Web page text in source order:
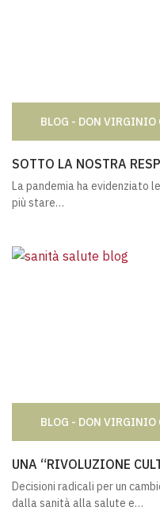
BLOG - DON VIRGINIO
SOTTO LA NOSTRA
La pandemia ha evidenziato
più stare…
BLOG - DON VIRGINIO
UNA “RIVOLUZIONE
Decisioni radicali per un
dalla sanità alla salute e…